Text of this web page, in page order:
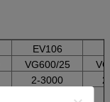
EV106
VG600/25
2-3000